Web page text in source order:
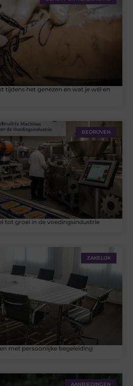
tijdens het genezen en wat je wél en
BEDRIJVEN
tot groei in de voedingsindustrie
ZAKELIJK
met persoonlijke begeleiding
AANBIEDINGEN